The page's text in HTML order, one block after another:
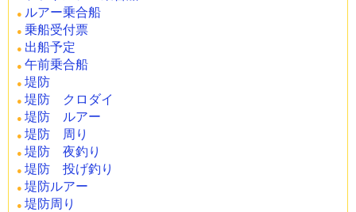
ルアー乗合船
乗船受付票
出船予定
午前乗合船
堤防
堤防 クロダイ
堤防 ルアー
堤防 周り
堤防 夜釣り
堤防 投げ釣り
堤防ルアー
堤防周り